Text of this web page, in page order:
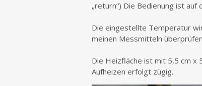
„return“) Die Bedienung ist
Die eingestellte Temperatur
meinen Messmitteln
Die Heizfläche ist mit 5,5 cm x
Aufheizen erfolgt zügig.